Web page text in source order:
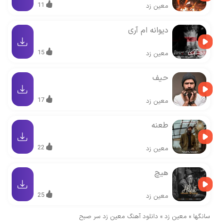
معین زد 11
دیوانه ام آری
معین زد 15
حیف
معین زد 17
طعنه
معین زد 22
هیچ
معین زد 25
سانگها » معین زد » دانلود آهنگ معین زد سر صبح